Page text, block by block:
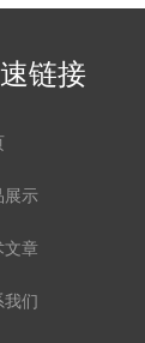
链接
展示
文章
我们